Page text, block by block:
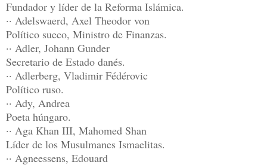
Fundador y líder de la Reforma Islámica.
·· Adelswaerd, Axel Theodor von
Político sueco, Ministro de Finanzas.
·· Adler, Johann Gunder
Secretario de Estado danés.
·· Adlerberg, Vladimir Fédérovic
Político ruso.
·· Ady, Andrea
Poeta húngaro.
·· Aga Khan III, Mahomed Shan
Líder de los Musulmanes Ismaelitas.
·· Agneessens, Edouard